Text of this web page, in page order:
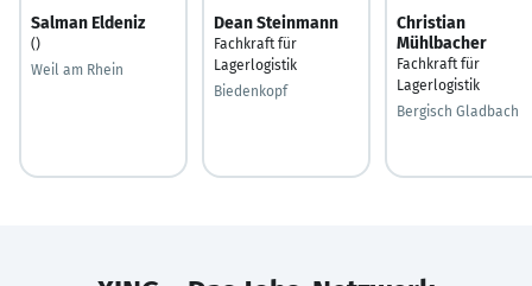
Salman Eldeniz
()
Weil am Rhein
Dean Steinmann
Fachkraft für
Lagerlogistik
Biedenkopf
Christian
Mühlbacher
Fachkraft für
Lagerlogistik
Bergisch Gladbach